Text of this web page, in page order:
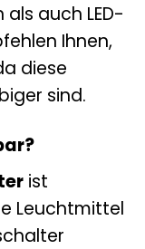
auch LED-
Ihnen,
diese
sind.
ist
Leuchtmittel